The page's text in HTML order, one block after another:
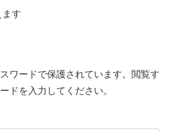
ます
ワードで保護されています。閲覧す
ドを入力してください。